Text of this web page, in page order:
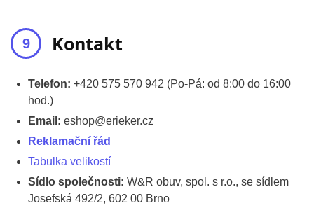
Kontakt
Telefon: +420 575 570 942 (Po-Pá: od 8:00 do 16:00
hod.)
Email: eshop@erieker.cz
Reklamační řád
Tabulka velikostí
Sídlo společnosti: W&R obuv, spol. s r.o., se sídlem
Josefská 492/2, 602 00 Brno